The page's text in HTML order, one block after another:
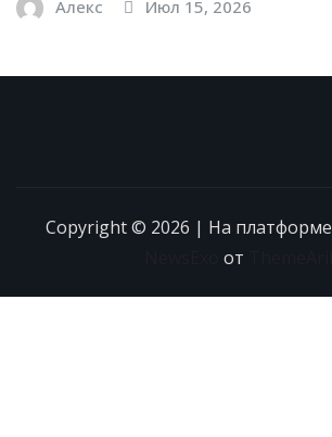
Алекс Июл 15, 2026
Copyright © 2026 | На платформе
от